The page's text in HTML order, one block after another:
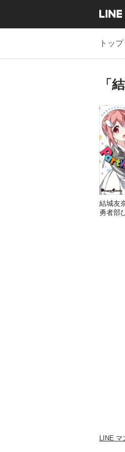
トップ
「
結城友
勇者部
LINE マ